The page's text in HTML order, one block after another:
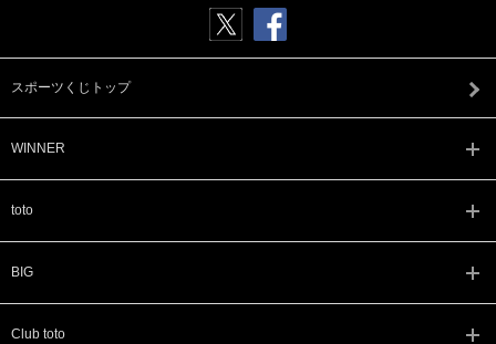
スポーツくじトップ
WINNER
toto
BIG
Club toto